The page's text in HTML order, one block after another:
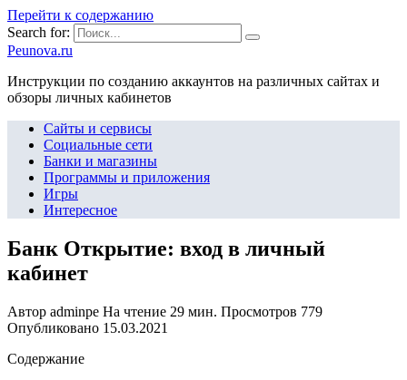
Перейти к содержанию
Search for:
Peunova.ru
Инструкции по созданию аккаунтов на различных сайтах и
обзоры личных кабинетов
Сайты и сервисы
Социальные сети
Банки и магазины
Программы и приложения
Игры
Интересное
Банк Открытие: вход в личный
кабинет
Автор adminpe На чтение 29 мин. Просмотров 779
Опубликовано 15.03.2021
Содержание